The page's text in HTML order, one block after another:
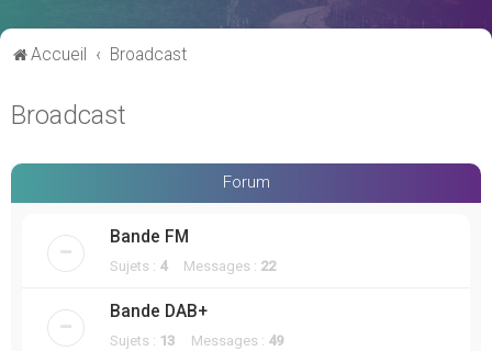
Accueil Broadcast
Broadcast
Forum
Bande FM
Sujets : 4Messages : 22
Bande DAB+
Sujets : 13 Messages : 49